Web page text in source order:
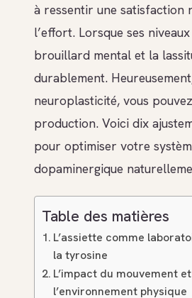
à ressentir une satisfaction
l’effort. Lorsque ses
brouillard mental et la
durablement.
neuroplasticité, vous
production. Voici dix
pour optimiser votre
dopaminergique
Table des matières
L’assiette comme
la tyrosine
L’impact du mouvement
l’environnement physique